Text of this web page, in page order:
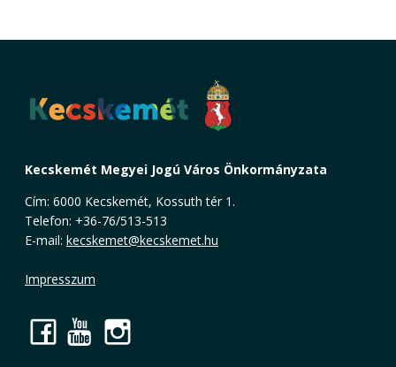
Kecskemét Megyei Jogú Város Önkormányzata
Cím: 6000 Kecskemét, Kossuth tér 1.
Telefon: +36-76/513-513
E-mail: kecskemet@kecskemet.hu
Impresszum
Facebook
YouTube